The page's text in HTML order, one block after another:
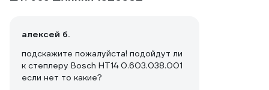
алексей б.
подскажите пожалуйста! подойдут ли
к степлеру Bosch НТ14 0.603.038.001
если нет то какие?